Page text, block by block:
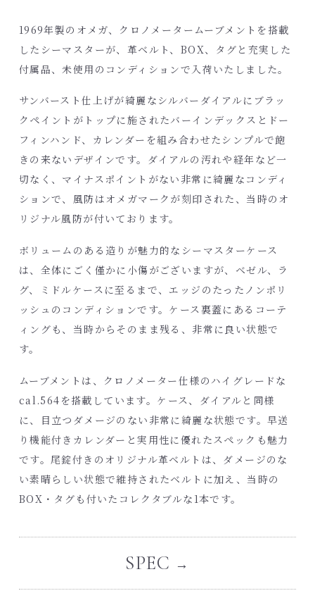
1969年製のオメガ、クロノメータームーブメントを搭載
したシーマスターが、革ベルト、BOX、タグと充実した
付属品、未使用のコンディションで入荷いたしました。
サンバースト仕上げが綺麗なシルバーダイアルにブラッ
クペイントがトップに施されたバーインデックスとドー
フィンハンド、カレンダーを組み合わせたシンプルで飽
きの来ないデザインです。ダイアルの汚れや経年など一
切なく、マイナスポイントがない非常に綺麗なコンディ
ションで、風防はオメガマークが刻印された、当時のオ
リジナル風防が付いております。
ボリュームのある造りが魅力的なシーマスターケース
は、全体にごく僅かに小傷がございますが、ベゼル、ラ
グ、ミドルケースに至るまで、エッジのたったノンポリ
ッシュのコンディションです。ケース裏蓋にあるコーテ
ィングも、当時からそのまま残る、非常に良い状態で
す。
ムーブメントは、クロノメーター仕様のハイグレードな
cal.564を搭載しています。ケース、ダイアルと同様
に、目立つダメージのない非常に綺麗な状態です。早送
り機能付きカレンダーと実用性に優れたスペックも魅力
です。尾錠付きのオリジナル革ベルトは、ダメージのな
い素晴らしい状態で維持されたベルトに加え、当時の
BOX・タグも付いたコレクタブルな1本です。
SPEC